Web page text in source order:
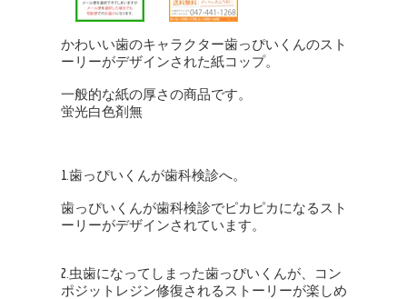
かわいい歯のキャラクター歯っぴいくんのスト
ーリーがデザインされた紙コップ。
一般的な紙の厚さの商品です。
蛍光白色剤無
1.歯っぴいくんが歯科検診へ。
歯っぴいくんが歯科検診でピカピカになるスト
ーリーがデザインされています。
2.虫歯になってしまった歯っぴいくんが、コン
ポジットレジン修復されるストーリーが楽しめ